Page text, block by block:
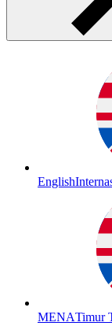
English
MENATimur